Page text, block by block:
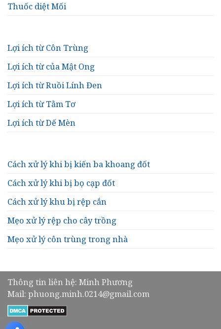
Thuốc diệt Mối
Lợi ích từ Côn Trùng
Lợi ích từ của Mật Ong
Lợi ích từ Ruồi Lính Đen
Lợi ích từ Tằm Tơ
Lợi ích từ Dế Mèn
Cách xử lý khi bị kiến ba khoang đốt
Cách xử lý khi bị bọ cạp đốt
Cách xử lý khu bị rệp cắn
Mẹo xử lý rệp cho cây trồng
Mẹo xử lý côn trùng trong nhà
Thông tin liên hệ: Minh Phương
Mail: phuong.minh.0214@gmail.com